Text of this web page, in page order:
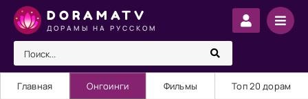
DORAMATV
ДОРАМЫ НА РУССКОМ
Главная Онгоинги Фильмы Топ 20 дорам